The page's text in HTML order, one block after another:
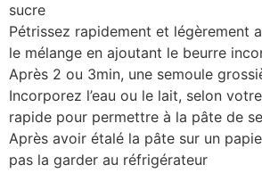
sucre
Pétrissez rapidement et légèrement
le mélange en ajoutant le beurre
Après 2 ou 3min, une semoule
Incorporez l’eau ou le lait, selon
rapide pour permettre à la pâte de
Après avoir étalé la pâte sur un
pas la garder au réfrigérateur